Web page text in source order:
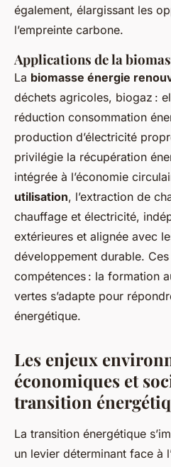
également, élargissant les
l’empreinte carbone.
Applications de la
La biomasse énergie
déchets agricoles, biogaz :
réduction consommation
production d’électricité
privilégie la récupération
intégrée à l’économie
utilisation, l’extraction de
chauffage et électricité,
extérieures et alignée avec
développement durable.
compétences : la formation
vertes s’adapte pour
énergétique.
Les enjeux
économiques et
transition
La transition énergétique
un levier déterminant face à